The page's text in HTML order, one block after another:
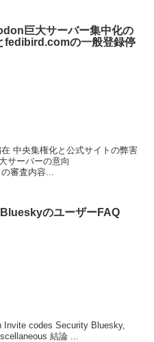
巨大サーバー集中化の
fedibird.comの一般登録停
中央集権化と公式サイトの弊害
サーバーの意向
審査内容...
のユーザーFAQ
codes Security Bluesky,
結論 ...